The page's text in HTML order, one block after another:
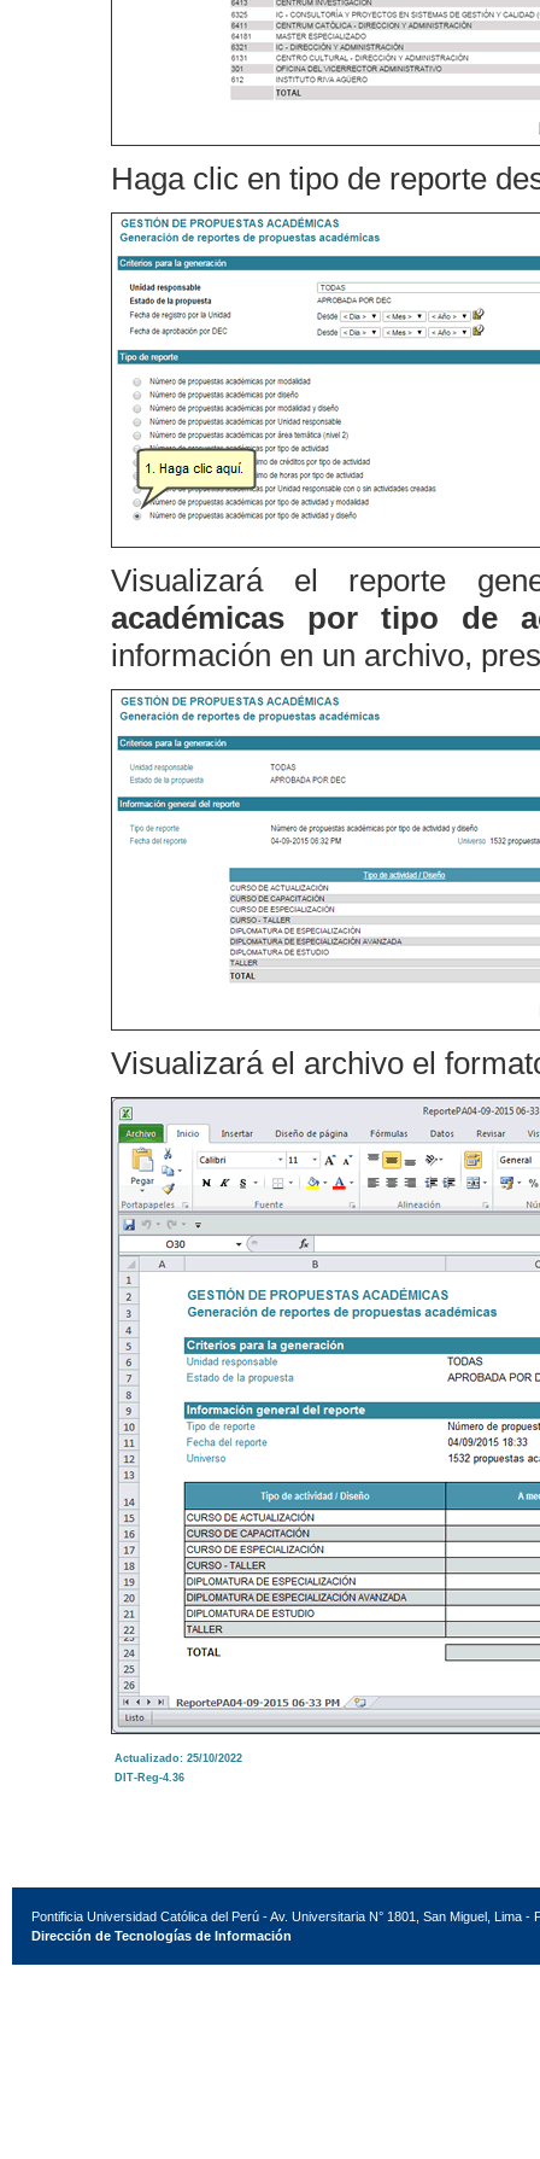
Haga clic en tipo de reporte
Visualizará el reporte
académicas por tipo de
información en un archivo,
Visualizará el archivo el
Actualizado: 25/10/2022
DIT-Reg-4.36
Pontificia Universidad Católica del Perú - Av. Universitaria N° 1801, San Miguel, Lima -
Dirección de Tecnologías de Información